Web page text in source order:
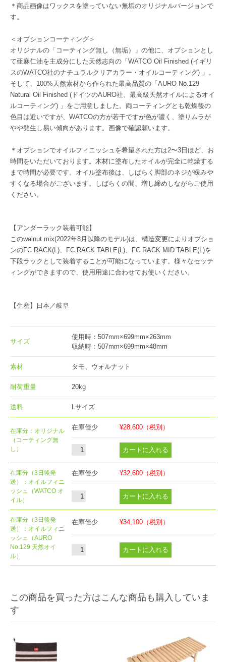
＊商品画像はワックスを塗っていない無垢のオリジナルバージョンで
す。
＜オプションコーティング＞
オリジナルの「コーティング無し（無垢）」の他に、オプションとし
て亜麻仁油を主成分にした天然志向の「WATCO Oil Finished (イギリ
スのWATCO社のナチュラルクリアカラー・オイルコーティング) 」。
そして、100%天然素材から作られた最高品質の「AURO No.129
Natural Oil Finished (ドイツのAURO社、最高級天然オイルによるオイ
ルコーティング) 」をご用意しました。両コーティングとも乾燥後の
色目は近いですが、WATCOの方が若干ですが色が濃く、塗りムラが
やや発生し易い傾向があります。画像で確認願います。
＊オプションでオイルフィニッシュを希望された方は2〜3日ほど、お
時間をいただいております。木材に塗布したオイルが完全に乾燥する
まで時間が必要です。オイル塗布後は、しばらく脚部のネジが緩みや
すくなる場合がございます。しばらくの間、増し締めしながらご使用
ください。
【アンダーラック装着可能】
このwalnut mix(2022年8月以降のモデル)は、構造変更によりオプショ
ンのFC RACK(L)、FC RACK TABLE(L)、FC RACK MID TABLE(L)を
下段ラックとして装着することが可能になっています。様々なセッテ
ィングができますので、使用用途に合わせてお使いください。
【生産】日本／岐阜
サイズ
使用時：507mm×699mm×263mm
収納時：507mm×699mm×48mm
素材 タモ、ウォルナット
耐荷重量 20kg
送料 Lサイズ
在庫分：オリジナル
（コーティング無
し）
在庫僅少 ¥28,600 （税別）
在庫分（3日後発
送）：オイルフィニ
ッシュ（WATCO オ
イル）
在庫僅少 ¥32,600 （税別）
在庫分（3日後発
送）：オイルフィニ
ッシュ（AURO
No.129 天然オイ
ル）
在庫僅少 ¥34,100 （税別）
この商品を買った方はこんな商品も購入していま
す